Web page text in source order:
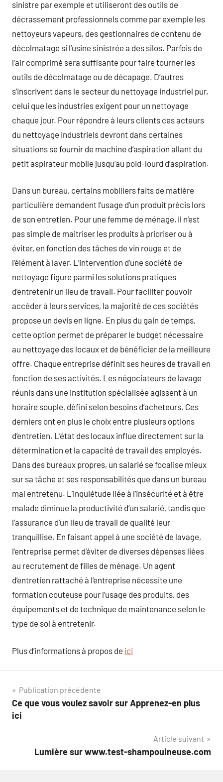
sinistre par exemple et utiliseront des outils de
décrassement professionnels comme par exemple les
nettoyeurs vapeurs, des gestionnaires de contenu de
décolmatage si l’usine sinistrée a des silos. Parfois de
l’air comprimé sera suffisante pour faire tourner les
outils de décolmatage ou de décapage. D’autres
s’inscrivent dans le secteur du nettoyage industriel pur,
celui que les industries exigent pour un nettoyage
chaque jour. Pour répondre à leurs clients ces acteurs
du nettoyage industriels devront dans certaines
situations se fournir de machine d’aspiration allant du
petit aspirateur mobile jusqu’au poid-lourd d’aspiration.
Dans un bureau, certains mobiliers faits de matière
particulière demandent l’usage d’un produit précis lors
de son entretien. Pour une femme de ménage, il n’est
pas simple de maitriser les produits à prioriser ou à
éviter, en fonction des tâches de vin rouge et de
l’élément à laver. L’intervention d’une société de
nettoyage figure parmi les solutions pratiques
d’entretenir un lieu de travail. Pour faciliter pouvoir
accéder à leurs services, la majorité de ces sociétés
propose un devis en ligne. En plus du gain de temps,
cette option permet de préparer le budget nécessaire
au nettoyage des locaux et de bénéficier de la meilleure
offre. Chaque entreprise définit ses heures de travail en
fonction de ses activités. Les négociateurs de lavage
réunis dans une institution spécialisée agissent à un
horaire souple, défini selon besoins d’acheteurs. Ces
derniers ont en plus le choix entre plusieurs options
d’entretien. L’état des locaux influe directement sur la
détermination et la capacité de travail des employés.
Dans des bureaux propres, un salarié se focalise mieux
sur sa tâche et ses responsabilités que dans un bureau
mal entretenu. L’inquiétude liée à l’insécurité et à être
malade diminue la productivité d’un salarié, tandis que
l’assurance d’un lieu de travail de qualité leur
tranquillise. En faisant appel à une société de lavage,
l’entreprise permet d’éviter de diverses dépenses liées
au recrutement de filles de ménage. Un agent
d’entretien rattaché à l’entreprise nécessite une
formation couteuse pour l’usage des produits, des
équipements et de technique de maintenance selon le
type de sol à entretenir.
Plus d’informations à propos de ici
Navigation
de
Publication précédente
Ce que vous voulez savoir sur Apprenez-en plus
ici
Article suivant
Lumière sur www.test-shampouineuse.com